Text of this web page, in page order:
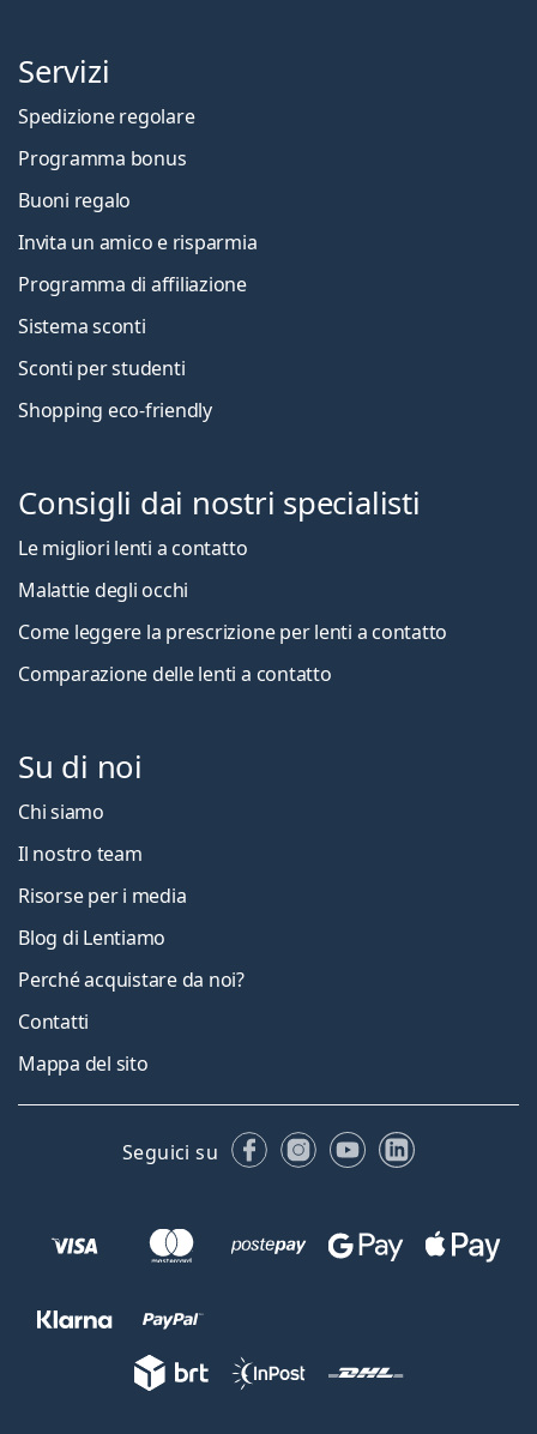
Servizi
Spedizione regolare
Programma bonus
Buoni regalo
Invita un amico e risparmia
Programma di affiliazione
Sistema sconti
Sconti per studenti
Shopping eco-friendly
Consigli dai nostri specialisti
Le migliori lenti a contatto
Malattie degli occhi
Come leggere la prescrizione per lenti a contatto
Comparazione delle lenti a contatto
Su di noi
Chi siamo
Il nostro team
Risorse per i media
Blog di Lentiamo
Perché acquistare da noi?
Contatti
Mappa del sito
Seguici su FacebookInstagram
YouTubeLinkedIn